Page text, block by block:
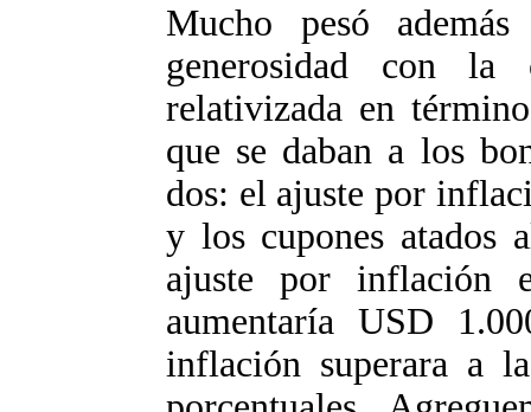
Mucho pesó
generosidad con
relativizada en
que se daban a los
dos: el ajuste por
y los cupones atados
ajuste por inflación
aumentaría USD
inflación superara a